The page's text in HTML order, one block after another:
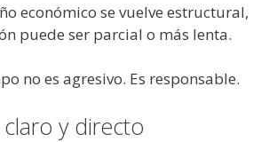
económico se vuelve estructural,
puede ser parcial o más lenta.
no es agresivo. Es responsable.
y directo